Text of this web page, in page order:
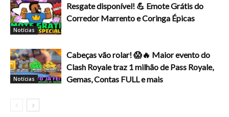
Notícias
Resgate disponível! 💪 Emote Grátis do
Corredor Marrento e Coringa Épicas
Notícias
Cabeças vão rolar! 😱🔥 Maior evento do
Clash Royale traz 1 milhão de Pass Royale,
Gemas, Contas FULL e mais